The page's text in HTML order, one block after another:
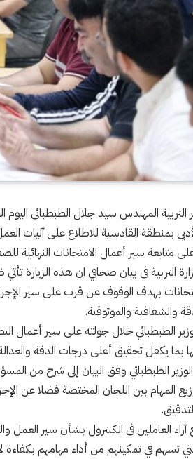
التربية المهندس سيد جلال الطبطبائي
بمنطقة القادسية للاطلاع على آليات
سير أعمال الامتحانات النهائية للصف ال12 وضمان دقة إجراءات
التربية في بيان صحافي ان هذه الزيارة
بهدف الوقوف عن قرب على سير
والشفافية والموثوقية.
الطبطبائي خلال جولته على سير أعمال
بما يكفل تحقيق أعلى درجات الدقة
الطبطبائي وفق البيان إلى شرح من
المهام بين اللجان المختصة فضلا عن
العاملين في الكنترول بشأن سير العمل
تسهم في تمكينهم من أداء مهامهم بكفاءة